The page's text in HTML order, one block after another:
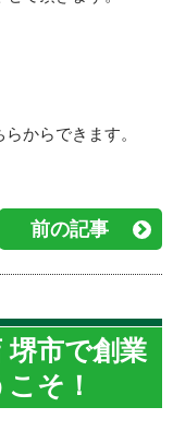
からできます。
前の記事
堺市で創業
そ！